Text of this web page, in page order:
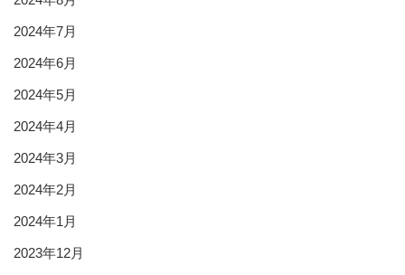
2024年7月
2024年6月
2024年5月
2024年4月
2024年3月
2024年2月
2024年1月
2023年12月